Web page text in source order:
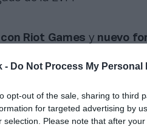
- Do Not Process My Personal
opt-out of the sale, sharing to third
for targeted advertising by
selection. Please note that after
con Riot Games y nuevo
Games , dueño de los
2027.
la LVP es un símbolo